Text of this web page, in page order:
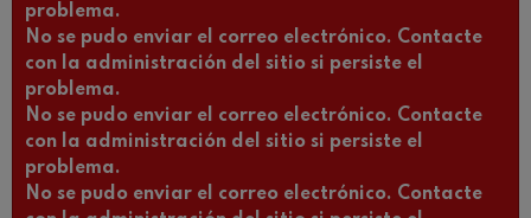
problema.
No se pudo enviar el correo electrónico. Contacte
con la administración del sitio si persiste el
problema.
No se pudo enviar el correo electrónico. Contacte
con la administración del sitio si persiste el
problema.
No se pudo enviar el correo electrónico. Contacte